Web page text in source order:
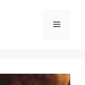
Menu